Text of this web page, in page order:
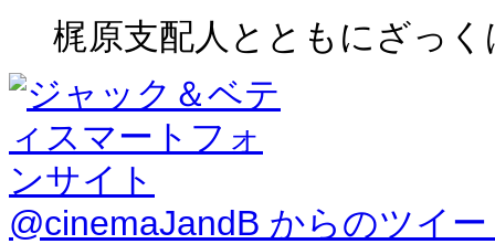
梶原支配人とともにざっ
@cinemaJandB からのツイ